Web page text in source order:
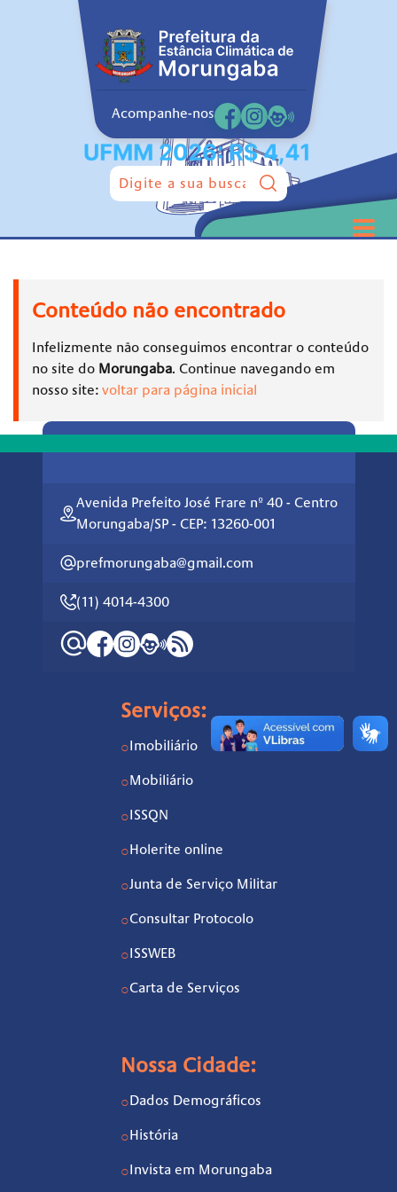
Acompanhe-nos
Pesquisar:
Conteúdo não encontrado
Infelizmente não conseguimos encontrar o conteúdo
no site do Morungaba. Continue navegando em
nosso site: voltar para página inicial
Avenida Prefeito José Frare nº 40 - Centro
Morungaba/SP - CEP: 13260-001
prefmorungaba@gmail.com
(11) 4014-4300
Serviços:
○Imobiliário
○Mobiliário
○ISSQN
○Holerite online
○Junta de Serviço Militar
○Consultar Protocolo
○ISSWEB
○Carta de Serviços
Nossa Cidade:
○Dados Demográficos
○História
○Invista em Morungaba